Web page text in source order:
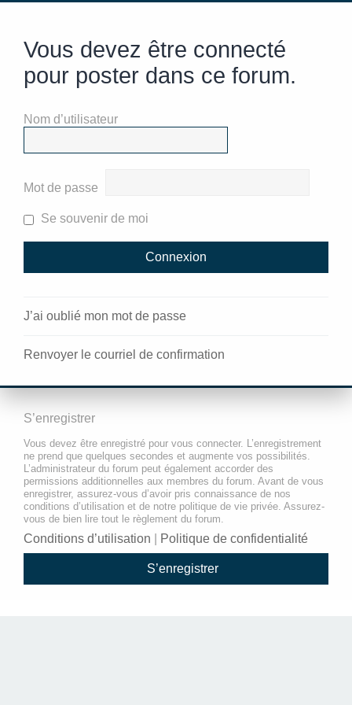
Vous devez être connecté
pour poster dans ce forum.
Nom d’utilisateur
Mot de passe
Se souvenir de moi
J’ai oublié mon mot de passe
Renvoyer le courriel de confirmation
S’enregistrer
Vous devez être enregistré pour vous connecter. L’enregistrement
ne prend que quelques secondes et augmente vos possibilités.
L’administrateur du forum peut également accorder des
permissions additionnelles aux membres du forum. Avant de vous
enregistrer, assurez-vous d’avoir pris connaissance de nos
conditions d’utilisation et de notre politique de vie privée. Assurez-
vous de bien lire tout le règlement du forum.
Conditions d’utilisation Politique de confidentialité
S’enregistrer